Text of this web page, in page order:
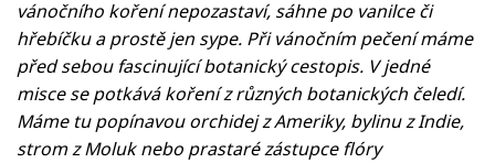
vánočního koření nepozastaví, sáhne po vanilce či
hřebíčku a prostě jen sype. Při vánočním pečení máme
před sebou fascinující botanický cestopis. V jedné
misce se potkává koření z různých botanických čeledí.
Máme tu popínavou orchidej z Ameriky, bylinu z Indie,
strom z Moluk nebo prastaré zástupce flóry